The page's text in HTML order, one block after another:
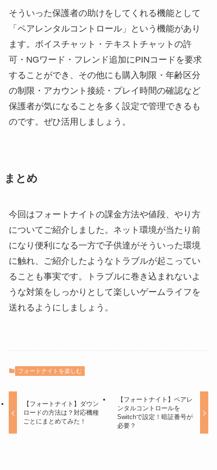
そういった保護者の助けをしてくれる機能として
「ペアレンタルコントロール」という機能があり
ます。ボイスチャット・テキストチャットの許
可・NGワード・フレンド追加にPINコードを要求
することができ、その他にも購入制限・年齢区分
の制限・アカウント接続・プレイ時間の確認など
保護者が気になることを多く設定で管理できるも
のです。ぜひ活用しましょう。
まとめ
今回はフォートナイトの課金方法や値段、やり方
についてご紹介しました。ネット環境が当たり前
になり便利になる一方で子供達がそういった環境
に触れ、ご紹介したようなトラブルが起こってい
ることも事実です。トラブルに巻き込まれないよ
うな対策をしっかりとして楽しいゲームライフを
送れるようにしましょう。
フォートナイトを楽しむ
【フォートナイト】ダウン
ロードの方法は？対応機種
ごとにまとめてみた！
【フォートナイト】ペアレ
ンタルコントロールを
Switchで設定！暗証番号が
必要？